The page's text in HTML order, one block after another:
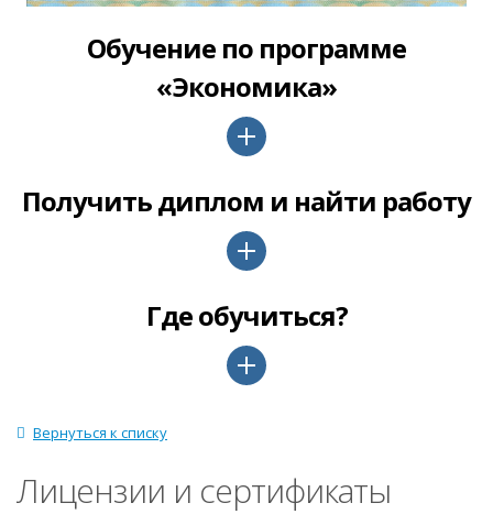
Обучение по программе
«Экономика»
Получить диплом и найти работу
Где обучиться?
Вернуться к списку
Лицензии и сертификаты